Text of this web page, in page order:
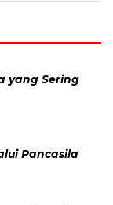
yang Sering
Pancasila